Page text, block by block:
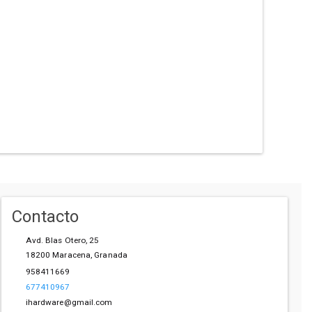
Contacto
Avd. Blas Otero, 25
18200 Maracena, Granada
958411669
677410967
ihardware@gmail.com